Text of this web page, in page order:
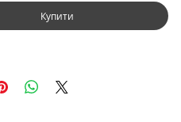
Купити